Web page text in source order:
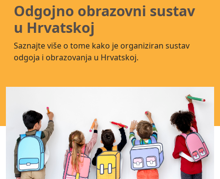
Odgojno obrazovni sustav
u Hrvatskoj
Saznajte više o tome kako je organiziran sustav
odgoja i obrazovanja u Hrvatskoj.